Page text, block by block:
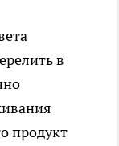
в
продукт